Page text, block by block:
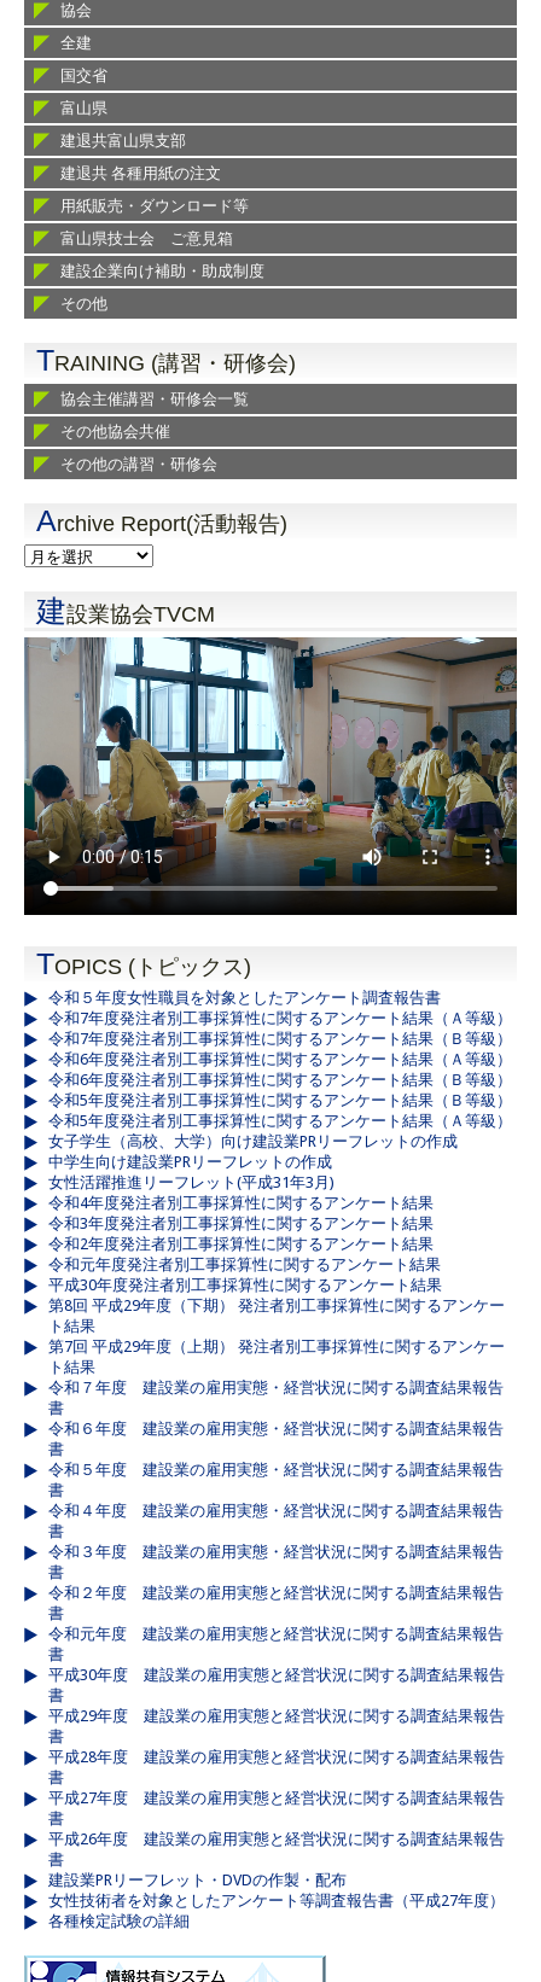
協会
全建
国交省
富山県
建退共富山県支部
建退共 各種用紙の注文
用紙販売・ダウンロード等
富山県技士会 ご意見箱
建設企業向け補助・助成制度
その他
TRAINING (講習・研修会)
協会主催講習・研修会一覧
その他協会共催
その他の講習・研修会
Archive Report(活動報告)
建設業協会TVCM
TOPICS (トピックス)
令和５年度女性職員を対象としたアンケート調査報告書
令和7年度発注者別工事採算性に関するアンケート結果（Ａ等級）
令和7年度発注者別工事採算性に関するアンケート結果（Ｂ等級）
令和6年度発注者別工事採算性に関するアンケート結果（Ａ等級）
令和6年度発注者別工事採算性に関するアンケート結果（Ｂ等級）
令和5年度発注者別工事採算性に関するアンケート結果（Ｂ等級）
令和5年度発注者別工事採算性に関するアンケート結果（Ａ等級）
女子学生（高校、大学）向け建設業PRリーフレットの作成
中学生向け建設業PRリーフレットの作成
女性活躍推進リーフレット(平成31年3月)
令和4年度発注者別工事採算性に関するアンケート結果
令和3年度発注者別工事採算性に関するアンケート結果
令和2年度発注者別工事採算性に関するアンケート結果
令和元年度発注者別工事採算性に関するアンケート結果
平成30年度発注者別工事採算性に関するアンケート結果
第8回 平成29年度（下期） 発注者別工事採算性に関するアンケー
ト結果
第7回 平成29年度（上期） 発注者別工事採算性に関するアンケー
ト結果
令和７年度 建設業の雇用実態・経営状況に関する調査結果報告
書
令和６年度 建設業の雇用実態・経営状況に関する調査結果報告
書
令和５年度 建設業の雇用実態・経営状況に関する調査結果報告
書
令和４年度 建設業の雇用実態・経営状況に関する調査結果報告
書
令和３年度 建設業の雇用実態・経営状況に関する調査結果報告
書
令和２年度 建設業の雇用実態と経営状況に関する調査結果報告
書
令和元年度 建設業の雇用実態と経営状況に関する調査結果報告
書
平成30年度 建設業の雇用実態と経営状況に関する調査結果報告
書
平成29年度 建設業の雇用実態と経営状況に関する調査結果報告
書
平成28年度 建設業の雇用実態と経営状況に関する調査結果報告
書
平成27年度 建設業の雇用実態と経営状況に関する調査結果報告
書
平成26年度 建設業の雇用実態と経営状況に関する調査結果報告
書
建設業PRリーフレット・DVDの作製・配布
女性技術者を対象としたアンケート等調査報告書（平成27年度）
各種検定試験の詳細